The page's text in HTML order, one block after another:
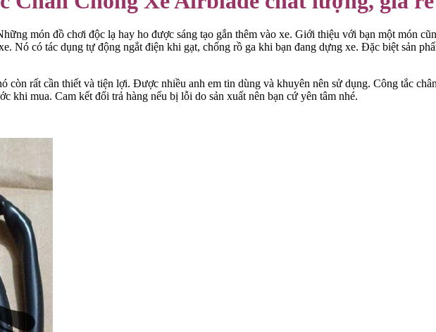
món đồ chơi độc lạ hay ho được sáng tạo gắn thêm vào xe. Giới thiệu với bạn một món
Nó có tác dụng tự động ngắt điện khi gạt, chống rồ ga khi bạn đang dựng xe. Đặc biệt sản
còn rất cần thiết và tiện lợi. Được nhiều anh em tin dùng và khuyên nên sử dụng. Công tắc
khi mua. Cam kết đổi trả hàng nếu bị lỗi do sản xuất nên bạn cứ yên tâm nhé.